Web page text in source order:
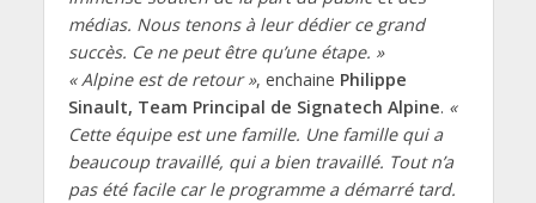
médias. Nous tenons à leur dédier ce grand
succès. Ce ne peut être qu’une étape. »
« Alpine est de retour », enchaine Philippe
Sinault, Team Principal de Signatech Alpine. «
Cette équipe est une famille. Une famille qui a
beaucoup travaillé, qui a bien travaillé. Tout n’a
pas été facile car le programme a démarré tard.